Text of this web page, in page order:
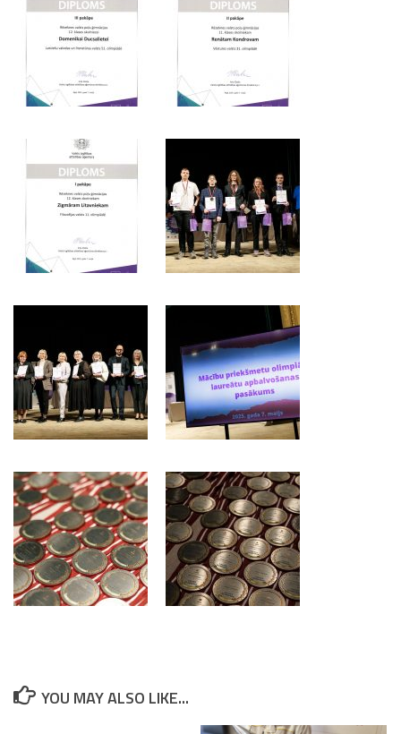
YOU MAY ALSO LIKE...